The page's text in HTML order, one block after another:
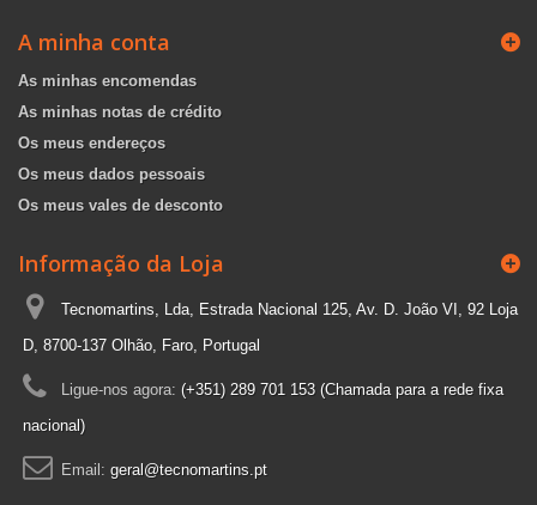
A minha conta
As minhas encomendas
As minhas notas de crédito
Os meus endereços
Os meus dados pessoais
Os meus vales de desconto
Informação da Loja
Tecnomartins, Lda, Estrada Nacional 125, Av. D. João VI, 92 Loja
D, 8700-137 Olhão, Faro, Portugal
Ligue-nos agora: (+351) 289 701 153 (Chamada para a rede fixa
nacional)
Email: geral@tecnomartins.pt